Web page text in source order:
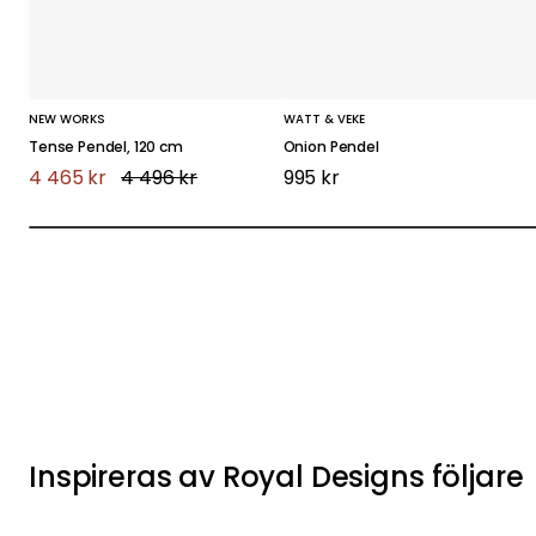
NEW WORKS
Tense Pendel, 120 cm
4 465 kr 4 496 kr
WATT & VEKE
Onion Pendel
995 kr